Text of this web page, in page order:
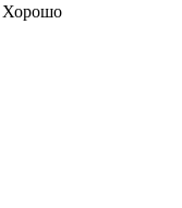
Хорошо